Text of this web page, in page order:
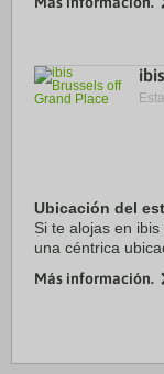
Instrumentos
Ubicación del
Si te alojas en
una céntrica
Plaza La Grand
Más información.